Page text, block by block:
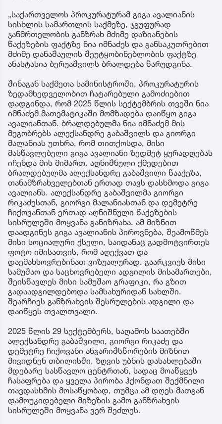
„საქართველოს პროკურატურამ გიგა ავალიანის
სისხლის სამართლის საქმეზე, ჯგუფურად
ჯანმრთელობის განზრახ მძიმე დაზიანების
წაქეზების ფაქტზე ნია იმნაძეს და განსაკუთრებით
მძიმე დანაშაულის შეუტყობინებლობის ფაქტზე
ანასტასია ბერუაშვილს ბრალდება წარუდგინა.
შინაგან საქმეთა სამინისტროში, პროკურატურის
ზედამხედველობით ჩატარებული გამოძიებით
დადგინდა, რომ 2025 წლის სექტემბრის თვეში ნია
იმნაძემ მათემატიკაში მომზადება დაიწყო გიგა
ავალიანთან. ბრალდებულმა ნია იმნაძემ მის
მეგობრებს ალექსანდრე გაბაშვილს და გიორგი
მალანიას უთხრა, რომ თითქოსდა, მისი
მასწავლებელი გიგა ავალიანი ზედმეტ ყურადღებას
იჩენდა მის მიმართ. აღნიშნული ქმედებით
ბრალდებულმა ალექსანდრე გაბაშვილი წააქეზა,
თანამზრახველებთან ერთად თავს დასხმოდა გიგა
ავალიანს. ალექსანდრე გაბაშვილმა გიორგი
რიკაძესთან, გიორგი მალანიასთან და დემეტრე
ჩიქოვანთან ერთად აღნიშნული წაქეზების
სისრულეში მოყვანა განიზრახა. ამ მიზნით
დაადგინეს გიგა ავალიანის პიროვნება, შეამოწმეს
მისი სოციალური ქსელი, საიდანაც გადმოტვირთეს
ფოტო იმისათვის, რომ აღექვათ და
დაემახსოვრებინათ ვიზუალურად. გაარკვიეს მისი
სამუშაო და საცხოვრებელი ადგილის მისამართები,
შეისწავლეს მისი სამუშაო გრაფიკი, რა გზით
გადაადგილდებოდა სამსახურიდან სახლში.
შეარჩიეს განზრახვის შესრულების ადგილი და
დაიწყეს თვალთვალი.
2025 წლის 29 სექტემბერს, საღამოს საათებში
ალექსანდრე გაბაშვილი, გიორგი რიკაძე და
დემეტრე ჩიქოვანი ანგარიშსწორების მიზნით
მივიდნენ თბილისში, ზღვის უბნის დასახლებაში
მდებარე სასწავლო ცენტრთან, სადაც მოაწყვეს
ჩასაფრება და ყველა პირობა ჰქონდათ შექმნილი
თავდასხმის მოსაწყობად, თუმცა ამ დღეს მათგან
დამოუკიდებელი მიზეზის გამო განზრახვის
სისრულეში მოყვანა ვერ შეძლეს.